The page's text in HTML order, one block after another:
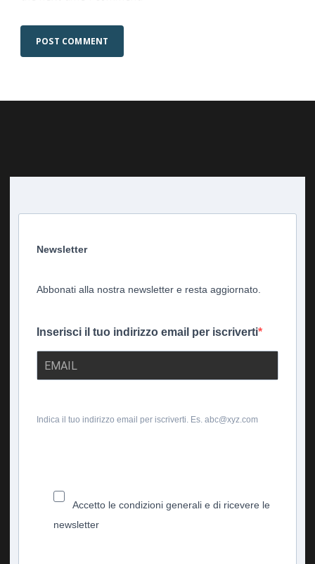
Newsletter
Abbonati alla nostra newsletter e resta aggiornato.
Inserisci il tuo indirizzo email per iscriverti
Indica il tuo indirizzo email per iscriverti. Es. abc@xyz.com
Accetto le condizioni generali e di ricevere le
newsletter